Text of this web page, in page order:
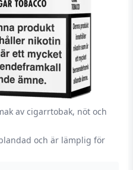
av cigarrtobak, nöt och
och är lämplig för